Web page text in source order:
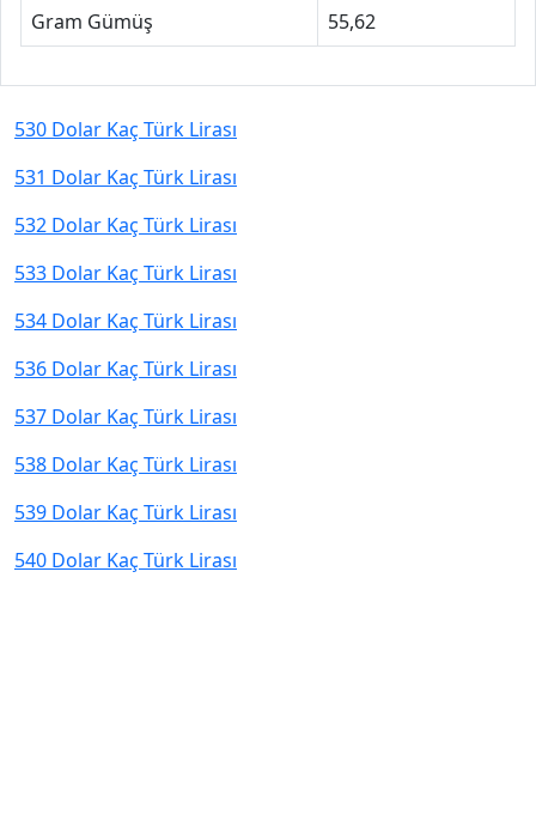
Gram Gümüş
55,62
530 Dolar Kaç Türk Lirası
531 Dolar Kaç Türk Lirası
532 Dolar Kaç Türk Lirası
533 Dolar Kaç Türk Lirası
534 Dolar Kaç Türk Lirası
536 Dolar Kaç Türk Lirası
537 Dolar Kaç Türk Lirası
538 Dolar Kaç Türk Lirası
539 Dolar Kaç Türk Lirası
540 Dolar Kaç Türk Lirası